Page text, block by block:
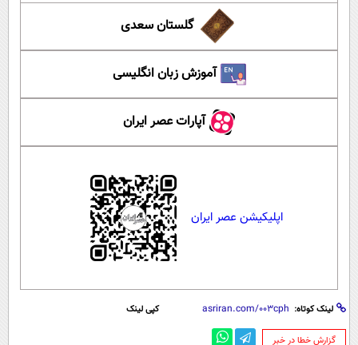
گلستان سعدی
آموزش زبان انگلیسی
آپارات عصر ایران
اپلیکیشن عصر ایران
لینک کوتاه: کپی لینک
‌گزارش خطا در خبر